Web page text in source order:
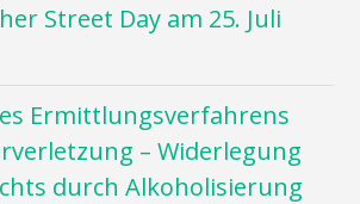
Street Day am 25. Juli
Ermittlungsverfahrens
– Widerlegung
durch Alkoholisierung